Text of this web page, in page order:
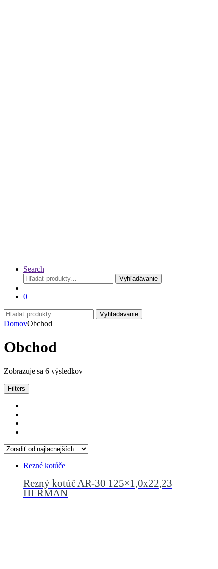
Search
Hľadať:
Vyhľadávanie
0
Hľadať:
Vyhľadávanie
DomovObchod
Obchod
Zobrazuje sa 6 výsledkovZoradené
Filters
Rezné kotúče
Rezný kotúč AR-30 125×1,0x22,23
HERMAN